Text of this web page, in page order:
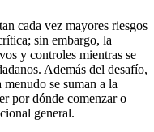
cada vez mayores riesgos
sin embargo, la
y controles mientras se
Además del desafío,
se suman a la
por dónde comenzar o
general.